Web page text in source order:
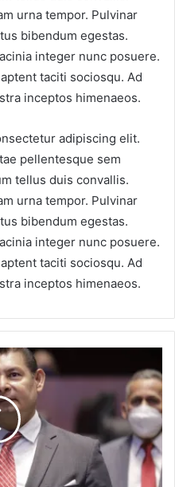
urna tempor. Pulvinar
bibendum egestas.
integer nunc posuere.
taciti sociosqu. Ad
inceptos himenaeos.
adipiscing elit.
pellentesque sem
tellus duis convallis.
urna tempor. Pulvinar
bibendum egestas.
integer nunc posuere.
taciti sociosqu. Ad
inceptos himenaeos.